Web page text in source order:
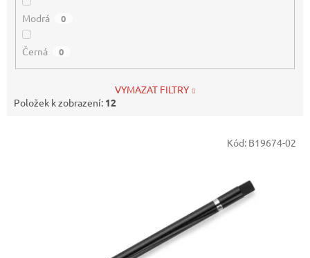
Modrá 0
Černá 0
VYMAZAT FILTRY
Položek k zobrazení: 12
Kód: B19674-02